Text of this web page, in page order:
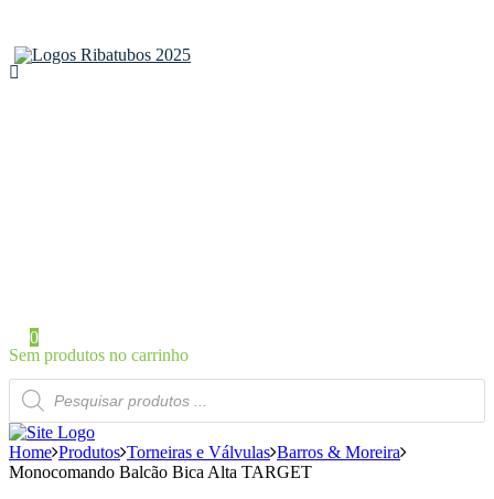
0
Sem produtos no carrinho
Products
search
Home Produtos Torneiras e Válvulas Barros & Moreira
Monocomando Balcão Bica Alta TARGET